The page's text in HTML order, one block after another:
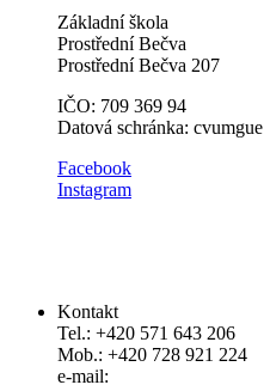
Základní škola
Prostřední Bečva
Prostřední Bečva 207
IČO: 709 369 94
Datová schránka: cvumgue
​​Facebook
Instagram
Kontakt
Tel.: +420 571 643 206
Mob.: +420 728 921 224
e-mail: